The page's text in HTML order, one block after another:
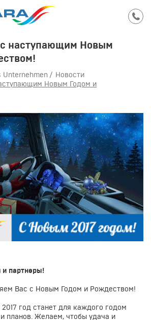
наступающим Новым
Unternehmen
Новости
Новым Годом и
партнеры!
Вас с Новым Годом и Рождеством!
год станет для каждого годом
планов. Желаем, чтобы удача и